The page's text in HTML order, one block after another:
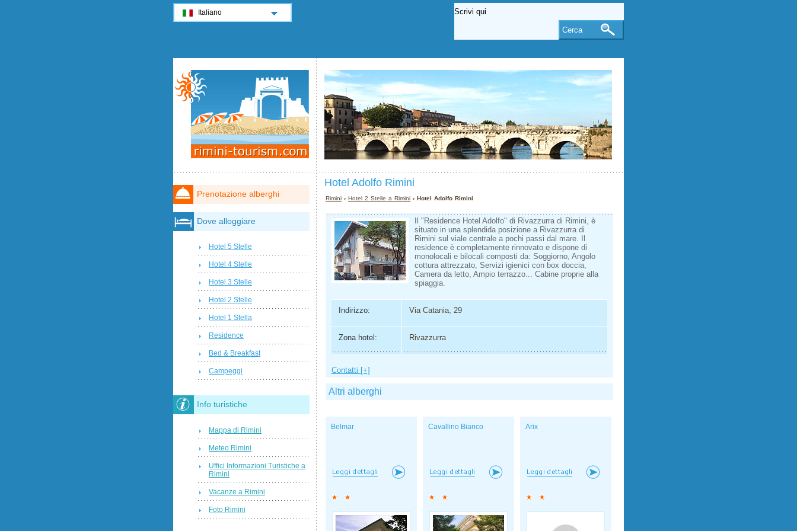
Hotel Adolfo Rimini
Rimini ›Hotel 2 Stelle a Rimini › Hotel Adolfo Rimini
Il "Residence Hotel Adolfo" di Rivazzurra di Rimini, è
situato in una splendida posizione a Rivazzurra di
Rimini sul viale centrale a pochi passi dal mare. Il
residence è completamente rinnovato e dispone di
monolocali e bilocali composti da: Soggiorno, Angolo
cottura attrezzato, Servizi igienici con box doccia,
Camera da letto, Ampio terrazzo... Cabine proprie alla
spiaggia.
Indirizzo: Via Catania, 29
Zona hotel: Rivazzurra
Contatti [+]
Altri alberghi
Belmar Cavallino Bianco Arix
Prenotazione alberghi
Dove alloggiare
Hotel 5 Stelle
Hotel 4 Stelle
Hotel 3 Stelle
Hotel 2 Stelle
Hotel 1 Stella
Residence
Bed & Breakfast
Campeggi
Info turistiche
Mappa di Rimini
Meteo Rimini
Uffici Informazioni Turistiche a
Rimini
Vacanze a Rimini
Foto Rimini
Italiano
Cerca